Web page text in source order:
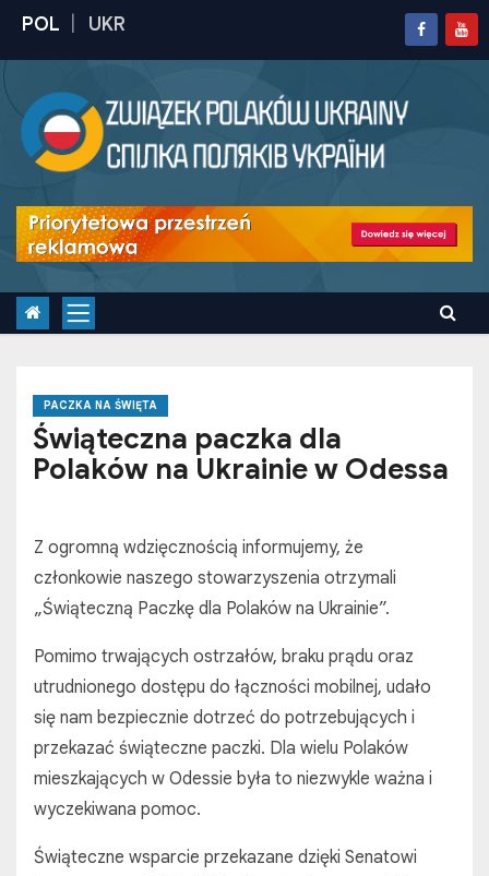
t
PACZKA NA ŚWIĘTA
Świąteczna paczka dla
Polaków na Ukrainie w Odessa
Z ogromną wdzięcznością informujemy, że
członkowie naszego stowarzyszenia otrzymali
„Świąteczną Paczkę dla Polaków na Ukrainie”.
Pomimo trwających ostrzałów, braku prądu oraz
utrudnionego dostępu do łączności mobilnej, udało
się nam bezpiecznie dotrzeć do potrzebujących i
przekazać świąteczne paczki. Dla wielu Polaków
mieszkających w Odessie była to niezwykle ważna i
wyczekiwana pomoc.
Świąteczne wsparcie przekazane dzięki Senatowi